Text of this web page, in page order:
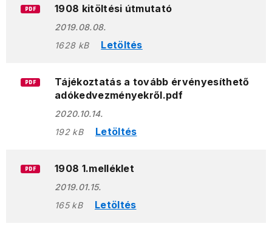
PDF 1908 kitöltési útmutató
2019.08.08.
1628 kB
Letöltés
PDF
Tájékoztatás a tovább érvényesíthető
adókedvezményekről.pdf
2020.10.14.
192 kB
Letöltés
PDF 1908 1.melléklet
2019.01.15.
165 kB
Letöltés